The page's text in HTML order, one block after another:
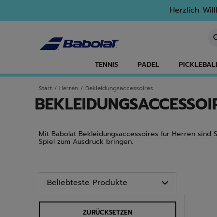
Herzlich
TENNIS PADEL
Start / Herren / Bekleidungsaccessoires
Mit Babolat Bekleidungsaccessoires für Herren
Spiel zum Ausdruck bringen.
Zu den Produkten springen
ZURÜCKSETZEN